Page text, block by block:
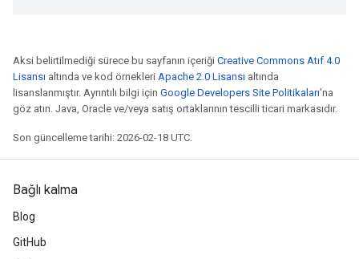
Aksi belirtilmediği sürece bu sayfanın içeriği Creative Commons Atıf 4.0
Lisansı altında ve kod örnekleri Apache 2.0 Lisansı altında
lisanslanmıştır. Ayrıntılı bilgi için Google Developers Site Politikaları'na
göz atın. Java, Oracle ve/veya satış ortaklarının tescilli ticari markasıdır.
Son güncelleme tarihi: 2026-02-18 UTC.
Bağlı kalma
Blog
GitHub